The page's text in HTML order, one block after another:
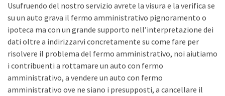
Usufruendo del nostro servizio avrete la visura e la verifica se
su un auto grava il fermo amministrativo pignoramento o
ipoteca ma con un grande supporto nell’interpretazione dei
dati oltre a indirizzarvi concretamente su come fare per
risolvere il problema del fermo amministrativo, noi aiutiamo
i contribuenti a rottamare un auto con fermo
amministrativo, a vendere un auto con fermo
amministrativo ove ne siano i presupposti, a cancellare il